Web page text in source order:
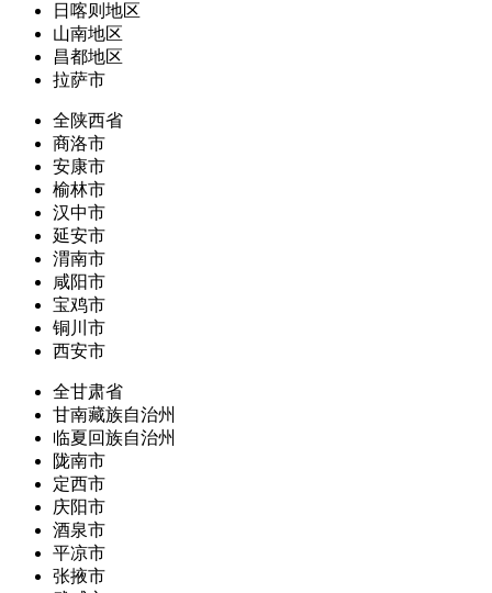
日喀则地区
山南地区
昌都地区
拉萨市
全陕西省
商洛市
安康市
榆林市
汉中市
延安市
渭南市
咸阳市
宝鸡市
铜川市
西安市
全甘肃省
甘南藏族自治州
临夏回族自治州
陇南市
定西市
庆阳市
酒泉市
平凉市
张掖市